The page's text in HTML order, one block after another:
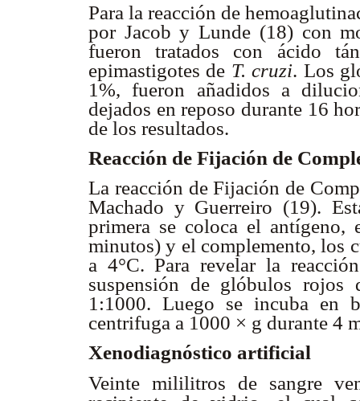
Para la reacción de
por Jacob y Lunde (18) con
fueron tratados con ácido
epimastigotes de T. cruzi. Los
1%, fueron añadidos a
dejados en reposo durante 16
de los resultados.
Reacción de Fijación de
La reacción de Fijación de
Machado y Guerreiro (19).
primera se coloca el
minutos) y el complemento, los
a 4°C. Para revelar la
suspensión de glóbulos
1:1000. Luego se incuba en
centrifuga a 1000 × g durante 4
Xenodiagnóstico artificial
Veinte mililitros de sangre